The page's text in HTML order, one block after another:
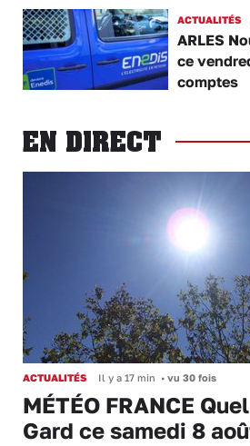
ACTUALITÉS
ARLES
ce
comptes
EN DIRECT
ACTUALITÉS Il y a 17 min • vu 30 fois
MÉTÉO FRANCE
Gard ce samedi 8